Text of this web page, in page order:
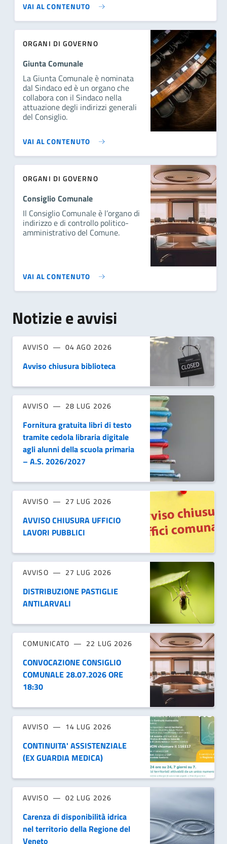
VAI AL CONTENUTO
ORGANI DI GOVERNO
Giunta Comunale
La Giunta Comunale è nominata
dal Sindaco ed è un organo che
collabora con il Sindaco nella
attuazione degli indirizzi generali
del Consiglio.
VAI AL CONTENUTO
ORGANI DI GOVERNO
Consiglio Comunale
Il Consiglio Comunale è l’organo di
indirizzo e di controllo politico-
amministrativo del Comune.
VAI AL CONTENUTO
Notizie e avvisi
AVVISO 04 AGO 2026
Avviso chiusura biblioteca
AVVISO 28 LUG 2026
Fornitura gratuita libri di testo
tramite cedola libraria digitale
agli alunni della scuola primaria
– A.S. 2026/2027
AVVISO 27 LUG 2026
AVVISO CHIUSURA UFFICIO
LAVORI PUBBLICI
AVVISO 27 LUG 2026
DISTRIBUZIONE PASTIGLIE
ANTILARVALI
COMUNICATO 22 LUG 2026
CONVOCAZIONE CONSIGLIO
COMUNALE 28.07.2026 ORE
18:30
AVVISO 14 LUG 2026
CONTINUITA' ASSISTENZIALE
(EX GUARDIA MEDICA)
AVVISO 02 LUG 2026
Carenza di disponibilità idrica
nel territorio della Regione del
Veneto